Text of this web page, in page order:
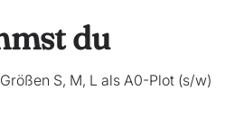
du
S, M, L als A0-Plot (s/w)